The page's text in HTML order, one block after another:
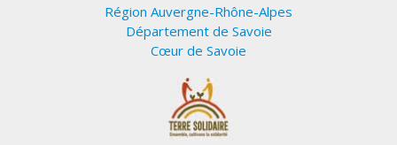
Région Auvergne-Rhône-Alpes
Département de Savoie
Cœur de Savoie